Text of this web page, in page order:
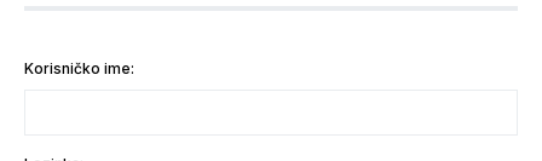
Korisničko ime: